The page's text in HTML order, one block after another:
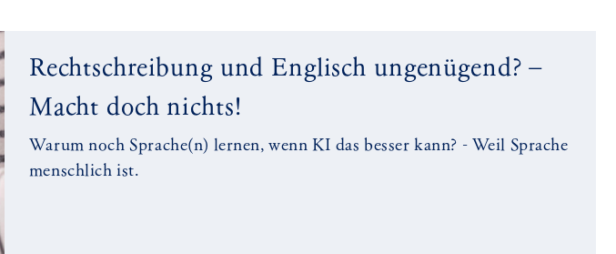
Rechtschreibung und Englisch ungenügend? –
Macht doch nichts!
Warum noch Sprache(n) lernen, wenn KI das besser kann? - Weil Sprache
menschlich ist.